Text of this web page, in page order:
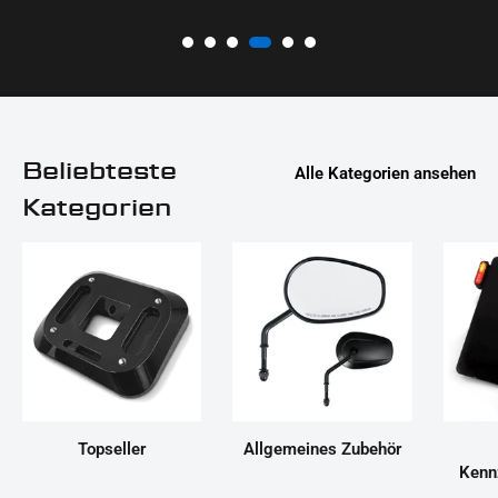
Beliebteste
Kategorien
Alle Kategorien ansehen
Topseller
Allgemeines Zubehör